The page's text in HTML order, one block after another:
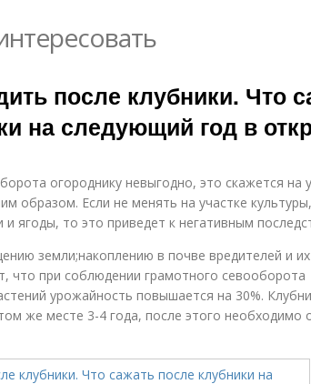
после клубники. Что
на следующий год в
огороднику невыгодно, это скажется на
образом. Если не менять на участке
ягоды, то это приведет к негативным
земли;накоплению в почве вредителей и
что при соблюдении грамотного севооборота
урожайность повышается на 30%.
же месте 3-4 года, после этого необходимо